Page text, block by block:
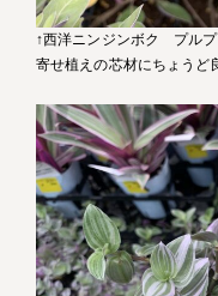
↑西洋ニンジンボク プル
寄せ植えの芯材にちょうど